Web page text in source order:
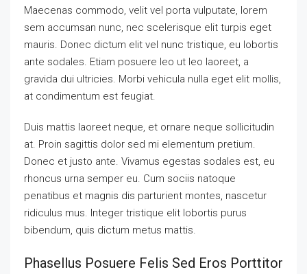
Maecenas commodo, velit vel porta vulputate, lorem
sem accumsan nunc, nec scelerisque elit turpis eget
mauris. Donec dictum elit vel nunc tristique, eu lobortis
ante sodales. Etiam posuere leo ut leo laoreet, a
gravida dui ultricies. Morbi vehicula nulla eget elit mollis,
at condimentum est feugiat.
Duis mattis laoreet neque, et ornare neque sollicitudin
at. Proin sagittis dolor sed mi elementum pretium.
Donec et justo ante. Vivamus egestas sodales est, eu
rhoncus urna semper eu. Cum sociis natoque
penatibus et magnis dis parturient montes, nascetur
ridiculus mus. Integer tristique elit lobortis purus
bibendum, quis dictum metus mattis.
Phasellus Posuere Felis Sed Eros Porttitor